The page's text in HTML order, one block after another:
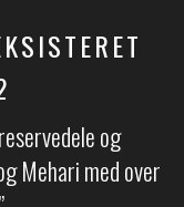
og
Mehari med over